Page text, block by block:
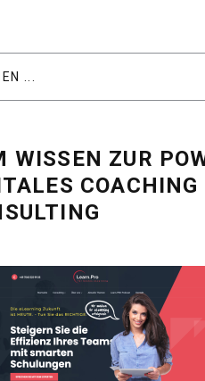
WISSEN ZUR
COACHING